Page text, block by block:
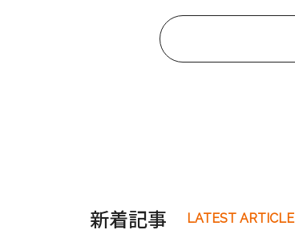
新着記事 LATEST ARTICLE